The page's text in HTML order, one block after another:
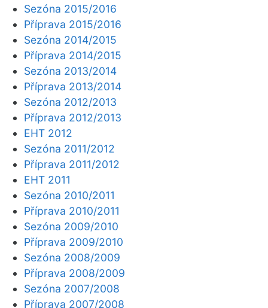
Sezóna 2015/2016
Příprava 2015/2016
Sezóna 2014/2015
Příprava 2014/2015
Sezóna 2013/2014
Příprava 2013/2014
Sezóna 2012/2013
Příprava 2012/2013
EHT 2012
Sezóna 2011/2012
Příprava 2011/2012
EHT 2011
Sezóna 2010/2011
Příprava 2010/2011
Sezóna 2009/2010
Příprava 2009/2010
Sezóna 2008/2009
Příprava 2008/2009
Sezóna 2007/2008
Příprava 2007/2008